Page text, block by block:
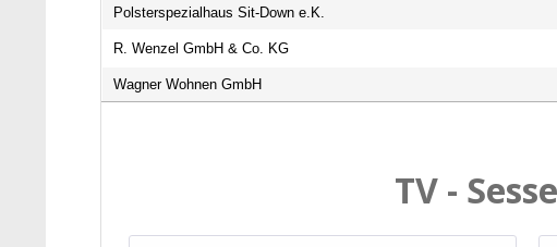
Polsterspezialhaus Sit-Down e.K.
R. Wenzel GmbH & Co. KG
Wagner Wohnen GmbH